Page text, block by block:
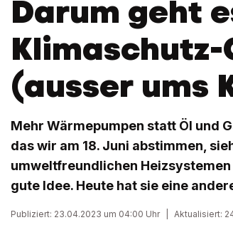
Darum geht
Klimaschutz-
(ausser ums
Mehr Wärmepumpen statt Öl und
das wir am 18. Juni abstimmen,
umweltfreundlichen
gute Idee. Heute hat sie eine
Publiziert: 23.04.2023 um 04:00 Uhr Aktualisiert: